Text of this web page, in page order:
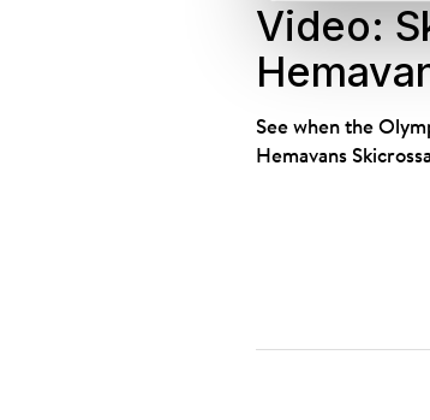
Video:
See when the
Hemavans